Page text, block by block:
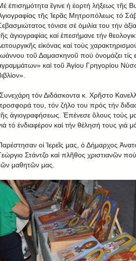
ἐπισημότητα ἒγινε ἡ ἐορτή λήξεως τῆς
τῆς Ἱερᾶς Μητροπόλεως τό
τόνισε σέ ὁμιλία του τήν
ἁγιογραφίας καί ἐπεσήμανε τήν
εἰκόνας καί τούς
τοῦ Δαμασκηνοῦ πού ὁνομάζει τίς
καί τοῦ Ἁγίου Γρηγορίου
τόν Διδάσκοντα κ. Χρῆστο
του, τόν ζήλο του πρός τήν
ἁγιογραφήσεως. Ἐπένεσε ὃλους τούς
τό ἐνδιαφέρον καί τήν θέλησή τους γιά
οἱ Ἱερεῖς μας, ὁ Δήμαρχος
Στάντζο καί πλῆθος χριστιανῶν
μαθητῶν μας.